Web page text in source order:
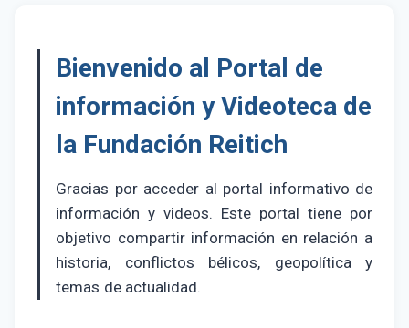
Bienvenido al Portal de
información y Videoteca de
la Fundación Reitich
Gracias por acceder al portal informativo de
información y videos. Este portal tiene por
objetivo compartir información en relación a
historia, conflictos bélicos, geopolítica y
temas de actualidad.